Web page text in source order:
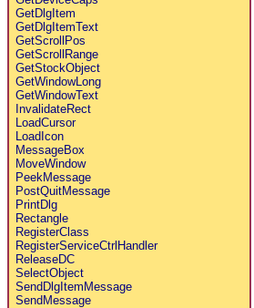
GetDlgItem
GetDlgItemText
GetScrollPos
GetScrollRange
GetStockObject
GetWindowLong
GetWindowText
InvalidateRect
LoadCursor
LoadIcon
MessageBox
MoveWindow
PeekMessage
PostQuitMessage
PrintDlg
Rectangle
RegisterClass
RegisterServiceCtrlHandler
ReleaseDC
SelectObject
SendDlgItemMessage
SendMessage